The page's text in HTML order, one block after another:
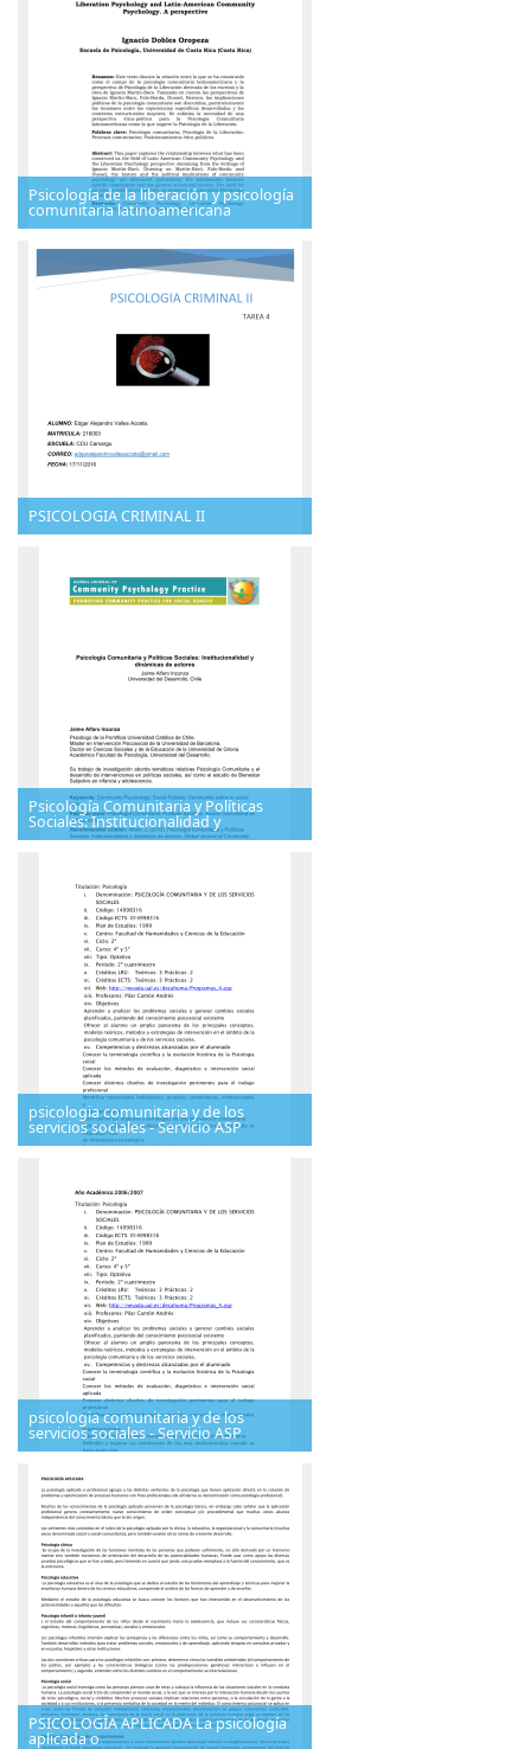
Psicología de la liberación y psicología
comunitaria latinoamericana
PSICOLOGIA CRIMINAL II
Psicología Comunitaria y Políticas
Sociales: Institucionalidad y
psicologia comunitaria y de los
servicios sociales - Servicio ASP
psicologia comunitaria y de los
servicios sociales - Servicio ASP
PSICOLOGÍA APLICADA La psicología
aplicada o